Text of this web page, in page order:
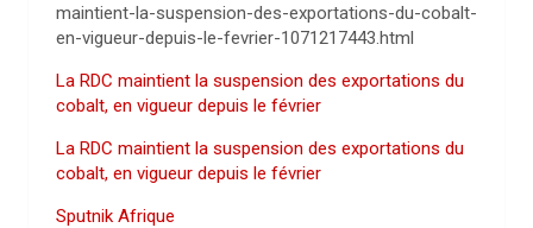
maintient-la-suspension-des-exportations-du-cobalt-
en-vigueur-depuis-le-fevrier-1071217443.html
La RDC maintient la suspension des exportations du
cobalt, en vigueur depuis le février
La RDC maintient la suspension des exportations du
cobalt, en vigueur depuis le février
Sputnik Afrique